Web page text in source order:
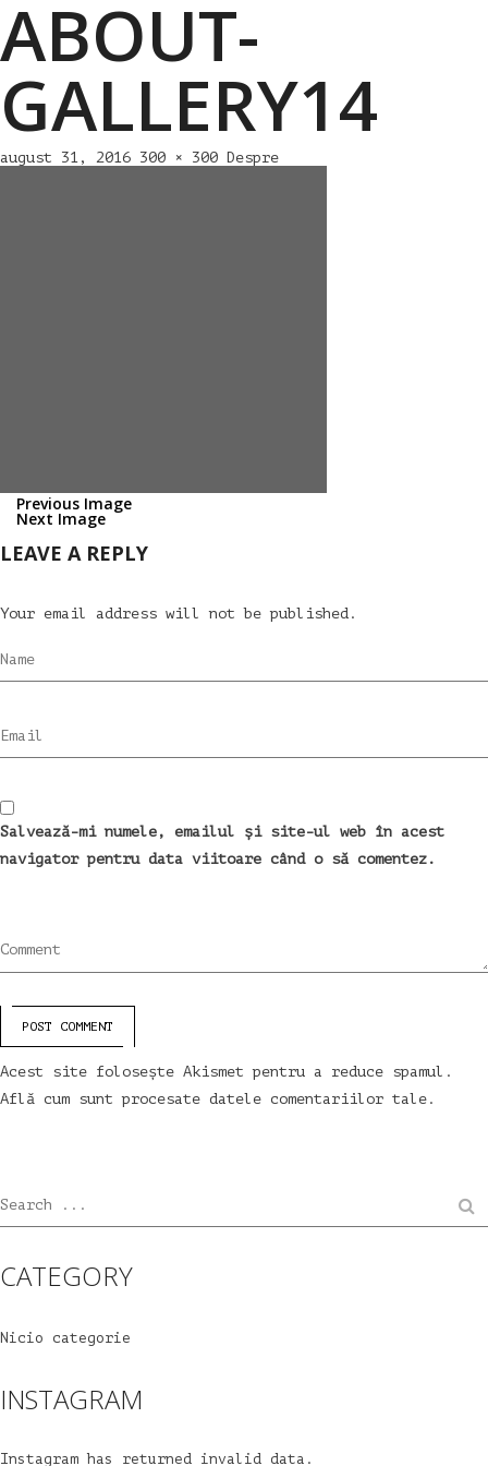
ABOUT-
GALLERY14
august 31, 2016 300 × 300 Despre
Previous Image
Next Image
LEAVE A REPLY
Your email address will not be published.
Name
Email
Salvează-mi numele, emailul și site-ul web în acest
navigator pentru data viitoare când o să comentez.
Comment
POST COMMENT
Acest site folosește Akismet pentru a reduce spamul.
Află cum sunt procesate datele comentariilor tale .
Search ...
CATEGORY
Nicio categorie
INSTAGRAM
Instagram has returned invalid data.